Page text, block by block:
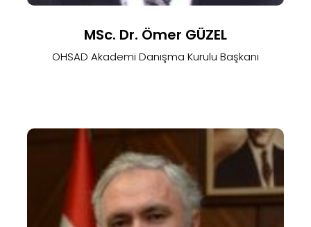
MSc. Dr. Ömer GÜZEL
OHSAD Akademi Danışma Kurulu Başkanı